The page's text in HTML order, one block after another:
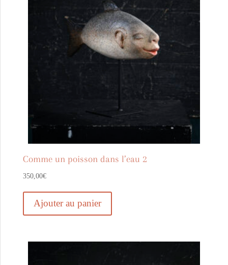
Comme un poisson dans l’eau 2
350,00€
Ajouter au panier